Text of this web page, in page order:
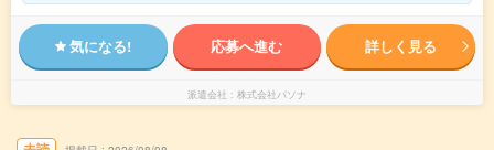
気になる! 応募へ進む 詳しく見る
派遣会社 株式会社パソナ